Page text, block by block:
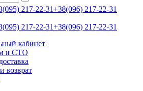
217-22-31+38(096) 217-22-31
217-22-31+38(096) 217-22-31
кабинет
и СТО
возврат